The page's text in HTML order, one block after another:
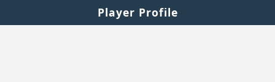
Player Profile